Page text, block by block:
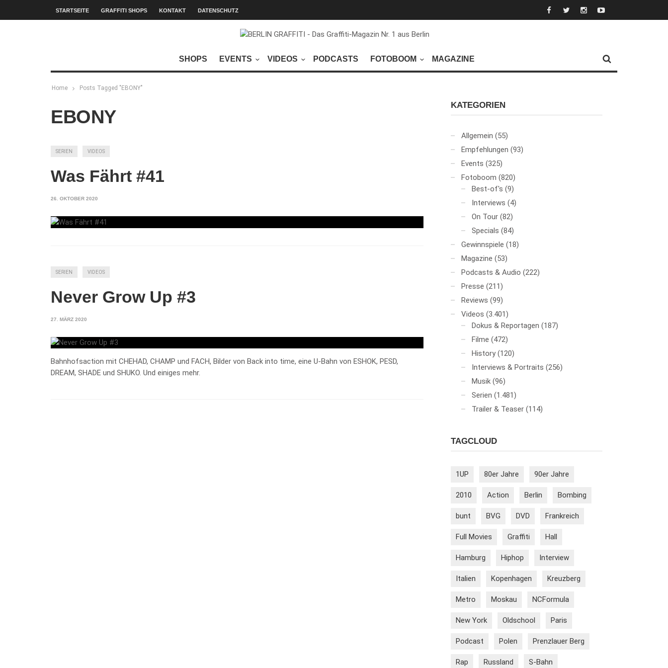
STARTSEITE GRAFFITI SHOPS KONTAKT DATENSCHUTZ
SHOPS EVENTS VIDEOS PODCASTS FOTOBOOM MAGAZINE
Home Posts Tagged "EBONY"
EBONY
SERIEN VIDEOS
Was Fährt #41
26. OKTOBER 2020
SERIEN VIDEOS
Never Grow Up #3
27. MÄRZ 2020
Bahnhofsaction mit CHEHAD, CHAMP und FACH, Bilder von Back into time, eine U-Bahn von ESHOK, PESD,
DREAM, SHADE und SHUKO. Und einiges mehr.
KATEGORIEN
Allgemein (55)
Empfehlungen (93)
Events (325)
Fotoboom (820)
Best-of's (9)
Interviews (4)
On Tour (82)
Specials (84)
Gewinnspiele (18)
Magazine (53)
Podcasts & Audio (222)
Presse (211)
Reviews (99)
Videos (3.401)
Dokus & Reportagen (187)
Filme (472)
History (120)
Interviews & Portraits (256)
Musik (96)
Serien (1.481)
Trailer & Teaser (114)
TAGCLOUD
1UP 80er Jahre 90er Jahre
2010 Action Berlin Bombing
bunt BVG DVD Frankreich
Full Movies Graffiti Hall
Hamburg Hiphop Interview
Italien Kopenhagen Kreuzberg
Metro Moskau NCFormula
New York Oldschool Paris
Podcast Polen Prenzlauer Berg
Rap Russland S-Bahn